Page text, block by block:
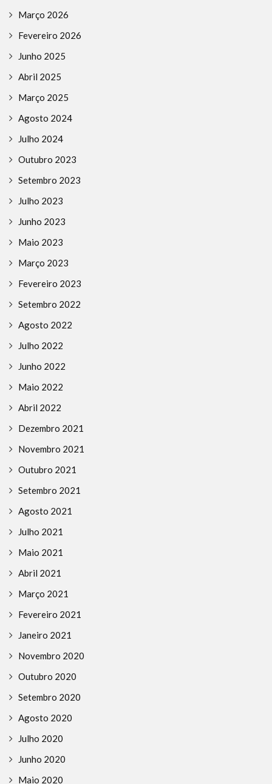
Março 2026
Fevereiro 2026
Junho 2025
Abril 2025
Março 2025
Agosto 2024
Julho 2024
Outubro 2023
Setembro 2023
Julho 2023
Junho 2023
Maio 2023
Março 2023
Fevereiro 2023
Setembro 2022
Agosto 2022
Julho 2022
Junho 2022
Maio 2022
Abril 2022
Dezembro 2021
Novembro 2021
Outubro 2021
Setembro 2021
Agosto 2021
Julho 2021
Maio 2021
Abril 2021
Março 2021
Fevereiro 2021
Janeiro 2021
Novembro 2020
Outubro 2020
Setembro 2020
Agosto 2020
Julho 2020
Junho 2020
Maio 2020